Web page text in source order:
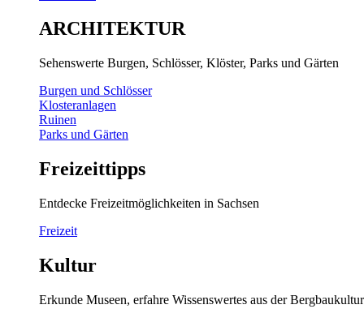
ARCHITEKTUR
Sehenswerte Burgen, Schlösser, Klöster, Parks und Gärten
Burgen und Schlösser
Klosteranlagen
Ruinen
Parks und Gärten
Freizeittipps
Entdecke Freizeitmöglichkeiten in Sachsen
Freizeit
Kultur
Erkunde Museen, erfahre Wissenswertes aus der